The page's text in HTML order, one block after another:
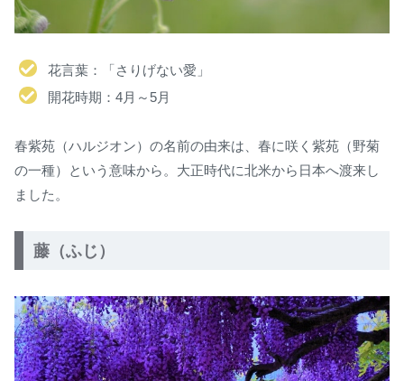
花言葉：「さりげない愛」
開花時期：4月～5月
春紫苑（ハルジオン）の名前の由来は、春に咲く紫苑（野菊
の一種）という意味から。大正時代に北米から日本へ渡来し
ました。
藤（ふじ）